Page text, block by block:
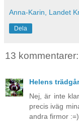
Anna-Karin, Landet
Dela
13 kommentarer:
Helens
Nej, är inte
precis iväg
andra firmor :=)